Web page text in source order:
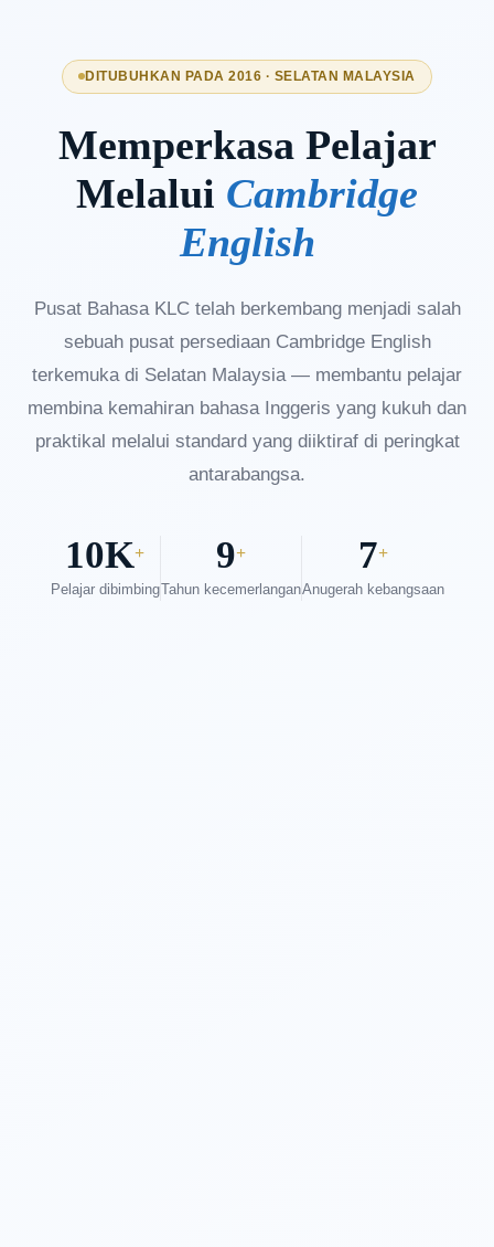
DITUBUHKAN PADA 2016 · SELATAN MALAYSIA
Memperkasa Pelajar
Melalui Cambridge
English
Pusat Bahasa KLC telah berkembang menjadi salah
sebuah pusat persediaan Cambridge English
terkemuka di Selatan Malaysia — membantu pelajar
membina kemahiran bahasa Inggeris yang kukuh dan
praktikal melalui standard yang diiktiraf di peringkat
antarabangsa.
10K+
Pelajar dibimbing
9+
Tahun kecemerlangan
7+
Anugerah kebangsaan